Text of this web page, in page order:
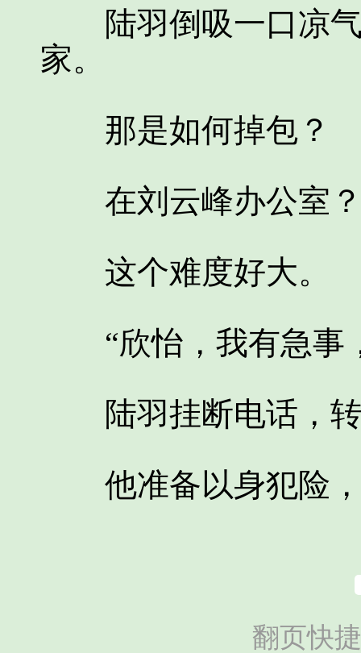
陆羽倒吸一口凉气
家。
那是如何掉包？
在刘云峰办公室
这个难度好大。
“欣怡，我有急事
陆羽挂断电话，转
他准备以身犯险，
翻页快